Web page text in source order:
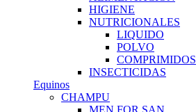
HIGIENE
NUTRICIONALES
LIQUIDO
POLVO
COMPRIMIDOS
INSECTICIDAS
Equinos
CHAMPU
MEN FOR SAN